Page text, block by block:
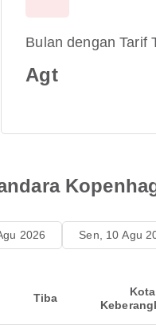
Bulan dengan Tarif
Agt
2026 Sen, 10 Agu
Tiba
Kota